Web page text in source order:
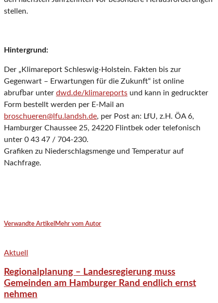
stellen.
Hintergrund:
Der „Klimareport Schleswig-Holstein. Fakten bis zur
Gegenwart – Erwartungen für die Zukunft“ ist online
abrufbar unter dwd.de/klimareports und kann in gedruckter
Form bestellt werden per E-Mail an
broschueren@lfu.landsh.de, per Post an: LfU, z.H. ÖA 6,
Hamburger Chaussee 25, 24220 Flintbek oder telefonisch
unter 0 43 47 / 704-230.
Grafiken zu Niederschlagsmenge und Temperatur auf
Nachfrage.
Verwandte Artikel Mehr vom Autor
Aktuell
Regionalplanung – Landesregierung muss
Gemeinden am Hamburger Rand endlich ernst
nehmen